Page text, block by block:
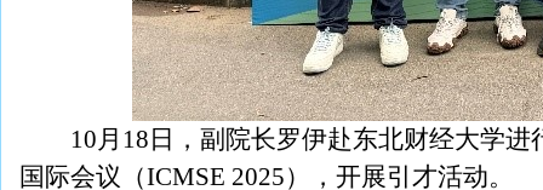
10月18日，副院长罗伊赴东北财经大学
国际会议（ICMSE 2025），开展引才活动。